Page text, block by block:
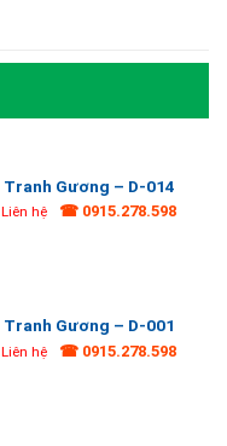
Tranh Gương – D-014
Liên hệ ☎ 0915.278.598
Tranh Gương – D-001
Liên hệ ☎ 0915.278.598